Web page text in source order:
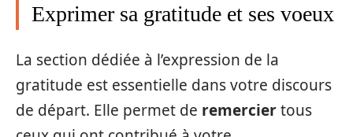
Exprimer sa gratitude et ses voeux
La section dédiée à l’expression de la
gratitude est essentielle dans votre discours
de départ. Elle permet de remerciertous